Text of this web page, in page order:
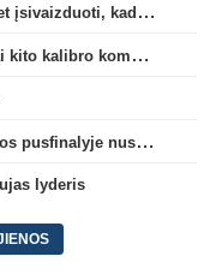
M. Capanas: „Prieš pusmetį negalėjau net įsivaizduoti, kad žaisime prieš „Hajduk“
A. Skerla prieš dvikovą su „Hajduk“: „Tai kito kalibro komanda“
Persvaros neišsaugojusi „Gintra“ atrankos pusfinalyje nusileido Škotijos čempionėms
lyderis